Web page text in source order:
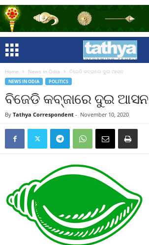
Home News in Odia ବିଜେଡି କବ୍‍ଜାରେ ଦୁଇ ଆସନ
NEWS IN ODIA POLITICS
ବିଜେଡି କବ୍‍ଜାରେ ଦୁଇ ଆସନ
By Tathya Correspondent - November 10, 2020